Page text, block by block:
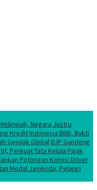
Negara Justru
Kredit Indonesia BBB, Bukti
Gejolak GlobalDJP Gandeng
Perkuat Tata Kelola Pajak
Potongan Komisi Driver
Modal Jamkrida, Pelajari